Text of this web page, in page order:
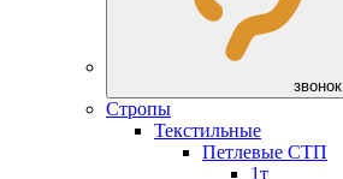
звонок
Стропы
Текстильные
Петлевые СТП
1т